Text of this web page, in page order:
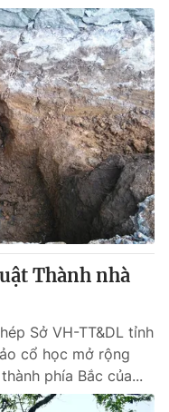
Thành nhà
Sở VH-TT&DL tỉnh
cổ học mở rộng
phía Bắc của...